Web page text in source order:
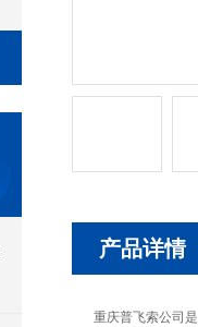
产品详情
重庆普飞索公司